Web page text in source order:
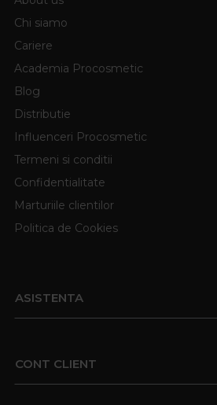
Chi siamo
Cariere
Academia Procosmetic
Blog
Distributie
Influenceri Procosmetic
Termeni si conditii
Confidentialitate
Marturiile clientilor
Politica de Cookies
ASISTENTA
CONT CLIENT